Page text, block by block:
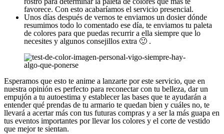
favorece. Con esto acabaríamos el servicio presencial.
Unos días después de vernos te enviamos un dosier dónde
resumimos todo lo comentado ese día, te enviamos tu paleta
de colores para que puedas recurrir a ella siempre que lo
necesites y algunos consejillos extra 🙂 .
Esperamos que esto te anime a lanzarte por este servicio, que en
nuestra opinión es perfecto para reconectar con tu belleza, dar un
empujón a tu autoestima y establecer las bases que te ayudarán a
entender qué prendas de tu armario te quedan bien y cuáles no, te
llevará a acertar más con tus futuras compras y a ser la más guapa en
tus eventos importantes por llevar los colores y el corte de vestido
que mejor te sientan.